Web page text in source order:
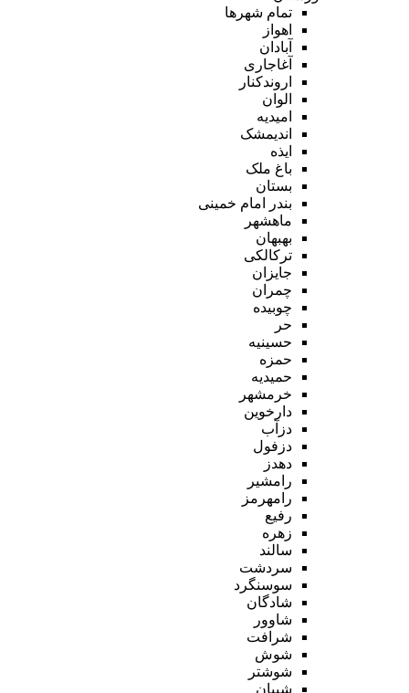
تمام شهر‌ها
اهواز
آبادان
آغاجاری
اروندکنار
الوان
امیدیه
اندیمشک
ایذه
باغ ملک
بستان
بندر امام خمینی
ماهشهر
بهبهان
ترکالکی
جایزان
چمران
چوبیده
حر
حسینیه
حمزه
حمیدیه
خرمشهر
دارخوین
دزآب
دزفول
دهدز
رامشیر
رامهرمز
رفیع
زهره
سالند
سردشت
سوسنگرد
شادگان
شاوور
شرافت
شوش
شوشتر
شیبان